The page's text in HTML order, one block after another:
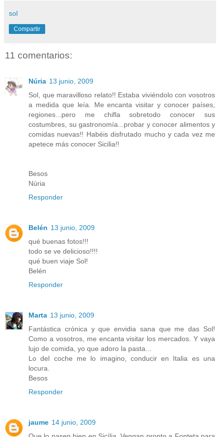
sol
Compartir
11 comentarios:
Núria 13 junio, 2009
Sol, que maravilloso relato!! Estaba viviéndolo con vosotros
a medida que leía. Me encanta visitar y conocer países,
regiones...pero me chifla sobretodo conocer sus
costumbres, su gastronomía...probar y conocer alimentos y
comidas nuevas!! Habéis disfrutado mucho y cada vez me
apetece más conocer Sicilia!!
Besos
Núria
Responder
Belén 13 junio, 2009
qué buenas fotos!!!
todo se ve delicioso!!!!
qué buen viaje Sol!
Belén
Responder
Marta 13 junio, 2009
Fantástica crónica y que envidia sana que me das Sol!
Como a vosotros, me encanta visitar los mercados. Y vaya
lujo de comida, yo que adoro la pasta...
Lo del coche me lo imagino, conducir en Italia es una
locura.
Besos
Responder
jaume 14 junio, 2009